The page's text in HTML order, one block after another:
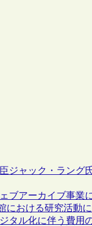
ジャック・ラン
ブアーカイブ事業
における研究活動
タル化に伴う費用